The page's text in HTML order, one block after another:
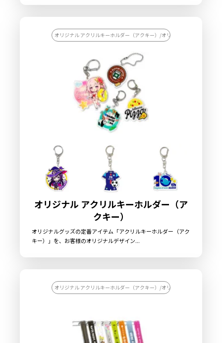
オリジナル アクリルキーホルダー（アクキー）/オリジナル キーホルダ
オリジナル アクリルキーホルダー（ア
クキー）
オリジナルグッズの定番アイテム「アクリルキーホルダー（アク
キー）」を、お客様のオリジナルデザイン...
オリジナル アクリルキーホルダー（アクキー）/オリジナル キーホルダ